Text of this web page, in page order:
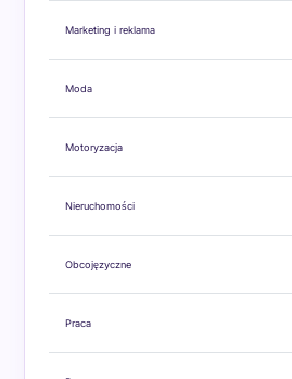
Marketing i reklama
Moda
Motoryzacja
Nieruchomości
Obcojęzyczne
Praca